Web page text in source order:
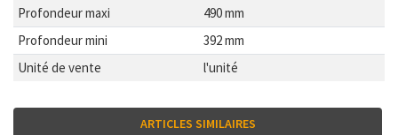
Profondeur maxi
490 mm
Profondeur mini
392 mm
Unité de vente
l'unité
ARTICLES SIMILAIRES